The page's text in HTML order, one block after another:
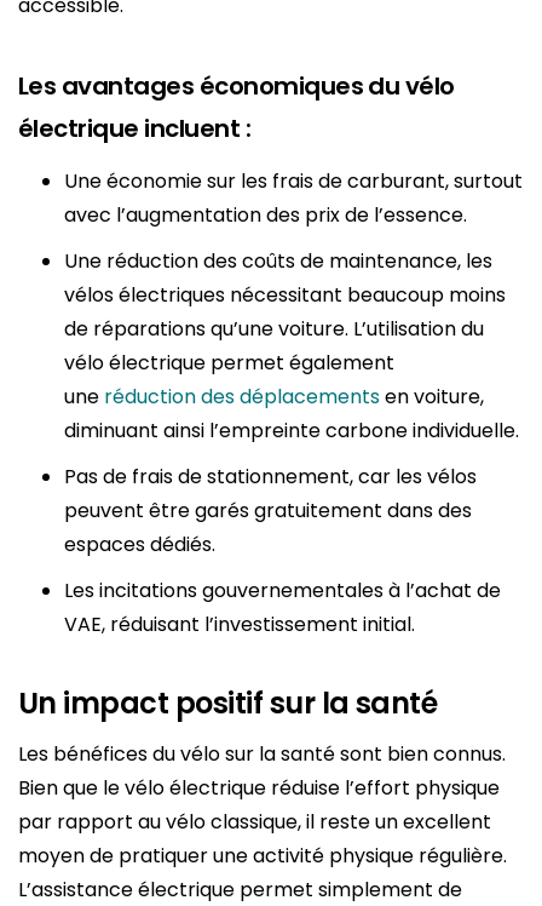
accessible.
Les avantages économiques du vélo
électrique incluent :
Une économie sur les frais de carburant, surtout
avec l’augmentation des prix de l’essence.
Une réduction des coûts de maintenance, les
vélos électriques nécessitant beaucoup moins
de réparations qu’une voiture. L’utilisation du
vélo électrique permet également
une réduction des déplacementsen voiture,
diminuant ainsi l’empreinte carbone individuelle.
Pas de frais de stationnement, car les vélos
peuvent être garés gratuitement dans des
espaces dédiés.
Les incitations gouvernementales à l’achat de
VAE, réduisant l’investissement initial.
Un impact positif sur la santé
Les bénéfices du vélo sur la santé sont bien connus.
Bien que le vélo électrique réduise l’effort physique
par rapport au vélo classique, il reste un excellent
moyen de pratiquer une activité physique régulière.
L’assistance électrique permet simplement de